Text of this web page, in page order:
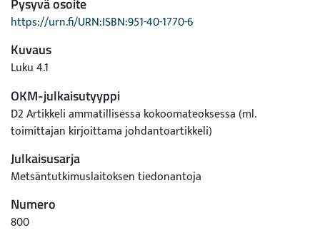
Pysyvä osoite
https://urn.fi/URN:ISBN:951-40-1770-6
Kuvaus
Luku 4.1
OKM-julkaisutyyppi
D2 Artikkeli ammatillisessa kokoomateoksessa (ml.
toimittajan kirjoittama johdantoartikkeli)
Julkaisusarja
Metsäntutkimuslaitoksen tiedonantoja
Numero
800